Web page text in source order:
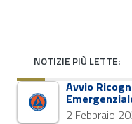
NOTIZIE PIÙ LETTE:
Avvio
2 Febbraio